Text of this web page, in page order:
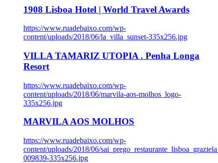
1908 Lisboa Hotel | World Travel Awards
https://www.ruadebaixo.com/wp-
content/uploads/2018/06/la_villa_sunset-335x256.jpg
VILLA TAMARIZ UTOPIA . Penha Longa
Resort
https://www.ruadebaixo.com/wp-
content/uploads/2018/06/marvila-aos-molhos_logo-
335x256.jpg
MARVILA AOS MOLHOS
https://www.ruadebaixo.com/wp-
content/uploads/2018/06/
009839-335x256.jpg